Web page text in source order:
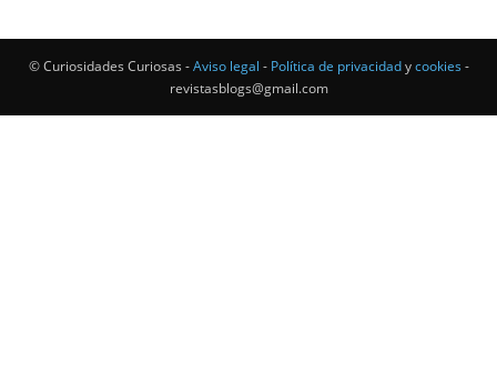
© Curiosidades Curiosas -Aviso legal - Política de privacidadycookies -
revistasblogs@gmail.com